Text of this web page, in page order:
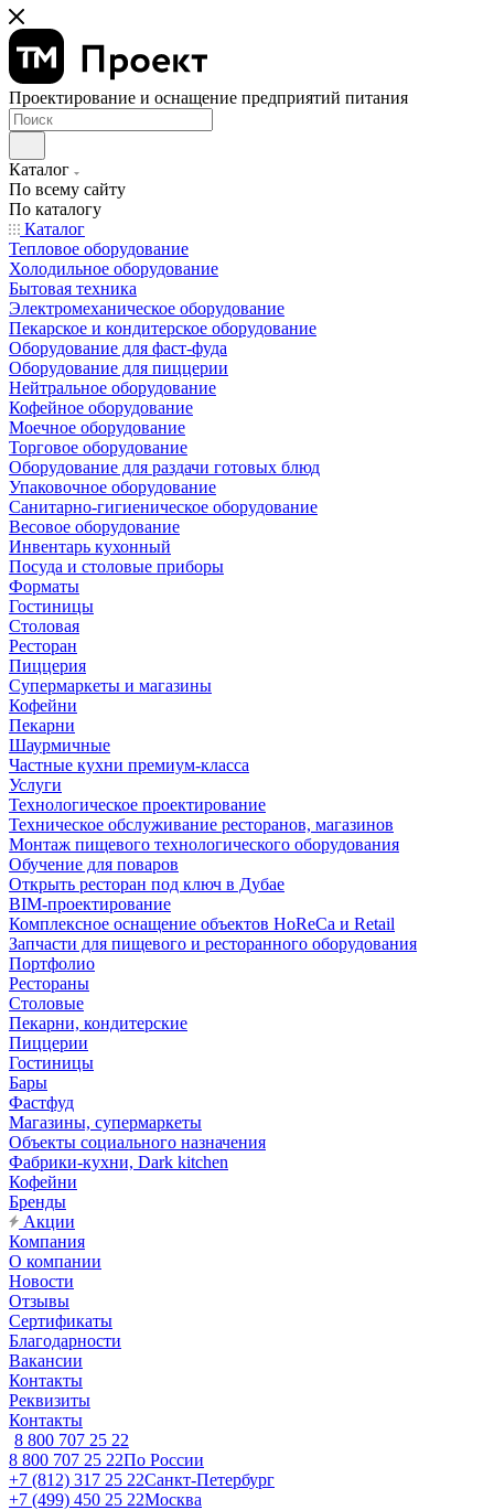
Проектирование и оснащение предприятий питания
Каталог
По всему сайту
По каталогу
Каталог
Тепловое оборудование
Холодильное оборудование
Бытовая техника
Электромеханическое оборудование
Пекарское и кондитерское оборудование
Оборудование для фаст-фуда
Оборудование для пиццерии
Нейтральное оборудование
Кофейное оборудование
Моечное оборудование
Торговое оборудование
Оборудование для раздачи готовых блюд
Упаковочное оборудование
Санитарно-гигиеническое оборудование
Весовое оборудование
Инвентарь кухонный
Посуда и столовые приборы
Форматы
Гостиницы
Столовая
Ресторан
Пиццерия
Супермаркеты и магазины
Кофейни
Пекарни
Шаурмичные
Частные кухни премиум-класса
Услуги
Технологическое проектирование
Техническое обслуживание ресторанов, магазинов
Монтаж пищевого технологического оборудования
Обучение для поваров
Открыть ресторан под ключ в Дубае
BIM-проектирование
Комплексное оснащение объектов HoReCa и Retail
Запчасти для пищевого и ресторанного оборудования
Портфолио
Рестораны
Столовые
Пекарни, кондитерские
Пиццерии
Гостиницы
Бары
Фастфуд
Магазины, супермаркеты
Объекты социального назначения
Фабрики-кухни, Dark kitchen
Кофейни
Бренды
Акции
Компания
О компании
Новости
Отзывы
Сертификаты
Благодарности
Вакансии
Контакты
Реквизиты
Контакты
8 800 707 25 22
8 800 707 25 22По России
+7 (812) 317 25 22Санкт-Петербург
+7 (499) 450 25 22Москва